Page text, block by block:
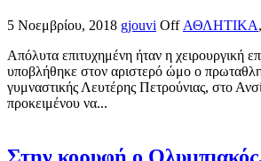
5 Νοεμβρίου, 2018 gjouvi Off ΑΘΛΗΤΙΚΑ,
Απόλυτα επιτυχημένη ήταν η χειρουργική
υποβλήθηκε στον αριστερό ώμο ο
γυμναστικής Λευτέρης Πετρούνιας, στο
προκειμένου να...
Στην κορυφή ο